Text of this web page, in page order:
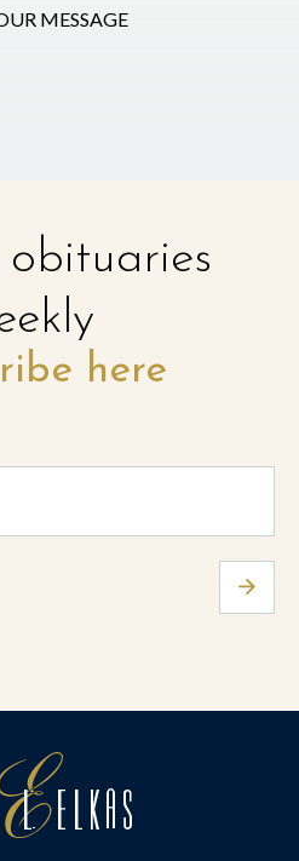
MESSAGE
obituaries
here